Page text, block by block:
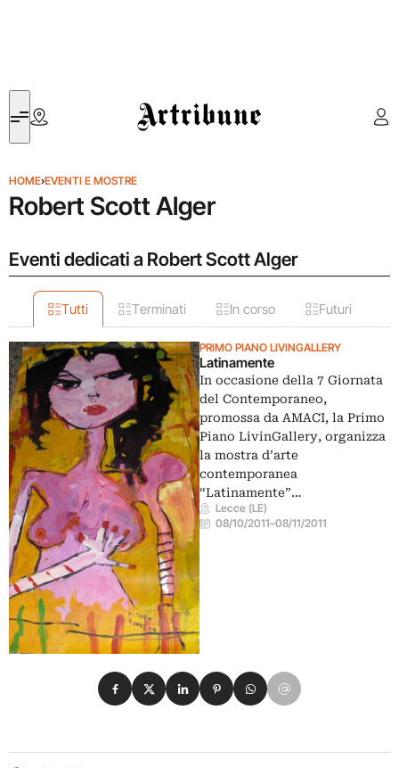
Artribune
HOME›EVENTI E MOSTRE
Robert Scott Alger
Eventi dedicati a Robert Scott Alger
Tutti Terminati In corso Futuri
PRIMO PIANO LIVINGALLERY
Latinamente
In occasione della 7 Giornata
del Contemporaneo,
promossa da AMACI, la Primo
Piano LivinGallery, organizza
la mostra d’arte
contemporanea
“Latinamente”…
Lecce (LE)
08/10/2011–08/11/2011
Condividi su Facebook
Condividi su X
Condividi su LinkedIn
Condividi su Pinterest
Condividi su WhatsApp
Condividi su Email